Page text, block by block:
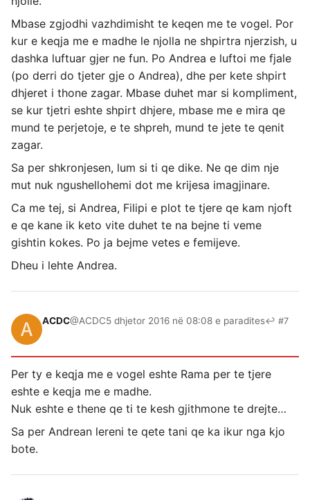
Mbase zgjodhi vazhdimisht te keqen me te vogel. Por
kur e keqja me e madhe le njolla ne shpirtra njerzish, u
dashka luftuar gjer ne fun. Po Andrea e luftoi me fjale
(po derri do tjeter gje o Andrea), dhe per kete shpirt
dhjeret i thone zagar. Mbase duhet mar si kompliment,
se kur tjetri eshte shpirt dhjere, mbase me e mira qe
mund te perjetoje, e te shpreh, mund te jete te qenit
zagar.
Sa per shkronjesen, lum si ti qe dike. Ne qe dim nje
mut nuk ngushellohemi dot me krijesa imagjinare.
Ca me tej, si Andrea, Filipi e plot te tjere qe kam njoft
e qe kane ik keto vite duhet te na bejne ti veme
gishtin kokes. Po ja bejme vetes e femijeve.
Dheu i lehte Andrea.
ACDC@ACDC5 dhjetor 2016 në 08:08 e paradites↩ #7
Per ty e keqja me e vogel eshte Rama per te tjere
eshte e keqja me e madhe.
Nuk eshte e thene qe ti te kesh gjithmone te drejte…
Sa per Andrean lereni te qete tani qe ka ikur nga kjo
bote.